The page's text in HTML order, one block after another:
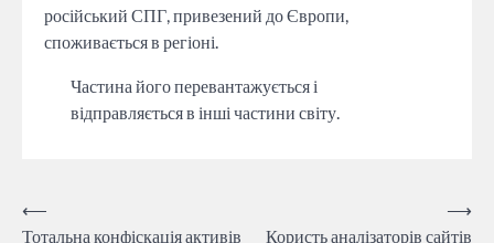
російський СПГ, привезений до Європи,
споживається в регіоні.
Частина його перевантажується і
відправляється в інші частини світу.
Навігація
⟵
Тотальна конфіскація активів
Користь аналізаторів сайтів
⟶